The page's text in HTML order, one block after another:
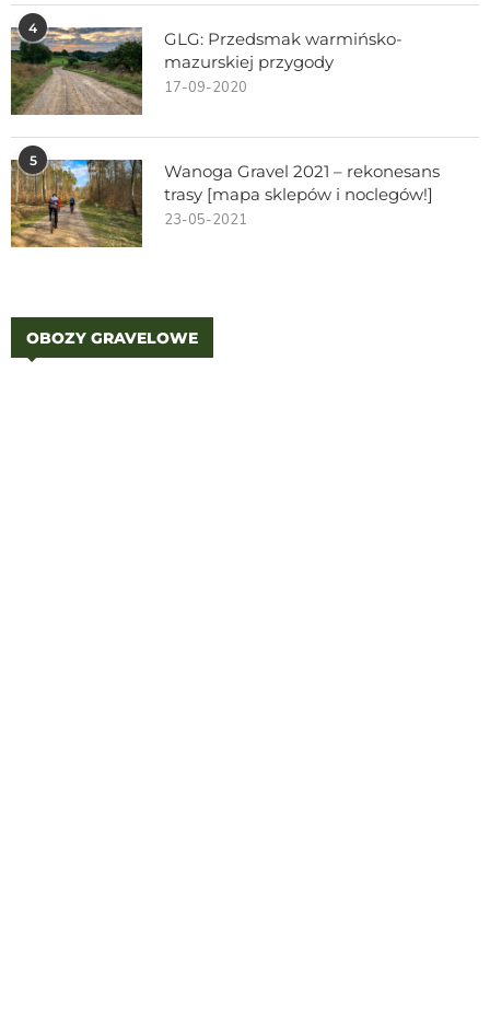
4
GLG: Przedsmak warmińsko-
mazurskiej przygody
17-09-2020
5
Wanoga Gravel 2021 – rekonesans
trasy [mapa sklepów i noclegów!]
23-05-2021
OBOZY GRAVELOWE